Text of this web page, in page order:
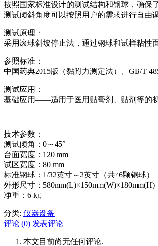
按照国家标准设计的测试结构和钢球，确保
测试倾斜角度可以按照用户的需求进行自由
测试原理：
采用滚球斜坡停止法，通过钢球和试样粘性
参照标准：
中国药典2015版（黏附力测定法）、GB/T
测试应用：
基础应用——适用于医用贴膏剂、贴剂等的
技术参数：
测试倾角：0～45°
台面宽度：120 mm
试区宽度：80 mm
标准钢球：1/32英寸～2英寸（共46颗钢球）
外形尺寸：580mm(L)×150mm(W)×180mm(H)
净重：6 kg
分类: 仪器设备
评论 (0) 发表评论
本文目前尚无任何评论.